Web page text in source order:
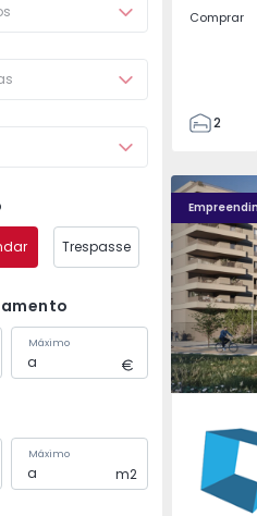
Trespasse
Máximo
Máximo
m2
Comprar
2
85
85
0
4
PLENO JARDIM - 4Fachada
Águas